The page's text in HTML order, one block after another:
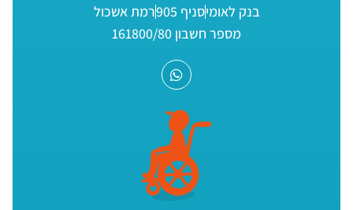
סניף 905
רמת אשכול
מספר חשבון 161800/80